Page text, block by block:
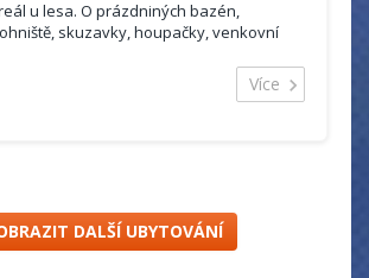
u lesa. O prázdniných bazén,
skuzavky, houpačky, venkovní
Více
DALŠÍ UBYTOVÁNÍ